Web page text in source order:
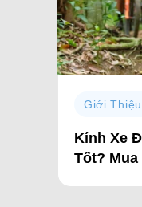
Giới
Kính Xe
Tốt?